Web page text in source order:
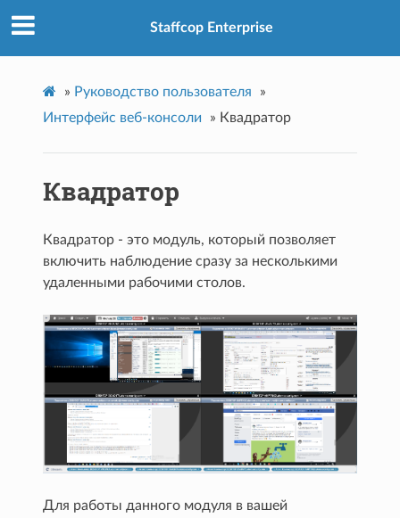
Staffcop Enterprise
» Руководство пользователя
»
Интерфейс веб-консоли
» Квадратор
Квадратор
Квадратор - это модуль, который позволяет
включить наблюдение сразу за несколькими
удаленными рабочими столов.
Для работы данного модуля в вашей